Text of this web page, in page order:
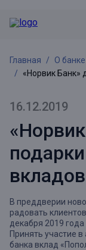
Главная О банке
«Норвик Банк»
16.12.2019
вкладов
В преддверии
радовать
декабря 2019 года
Принять участие
банка вклад